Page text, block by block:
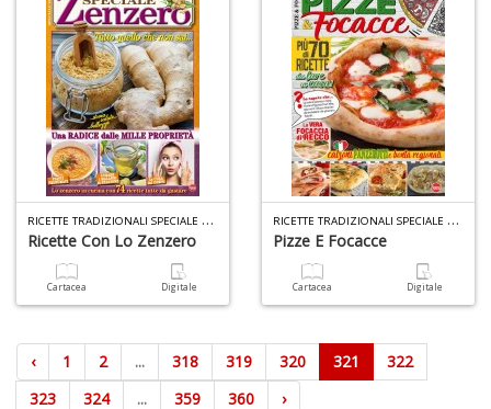
R
ICETTE TRADIZIONALI SPECIALE N.7
Ricette Con Lo Zenzero
Cartacea Digitale
R
ICETTE TRADIZIONALI SPECIALE N.8
Pizze E Focacce
Cartacea Digitale
‹ 1 2 ... 318 319 320 321
322
323
324 ... 359 360 ›